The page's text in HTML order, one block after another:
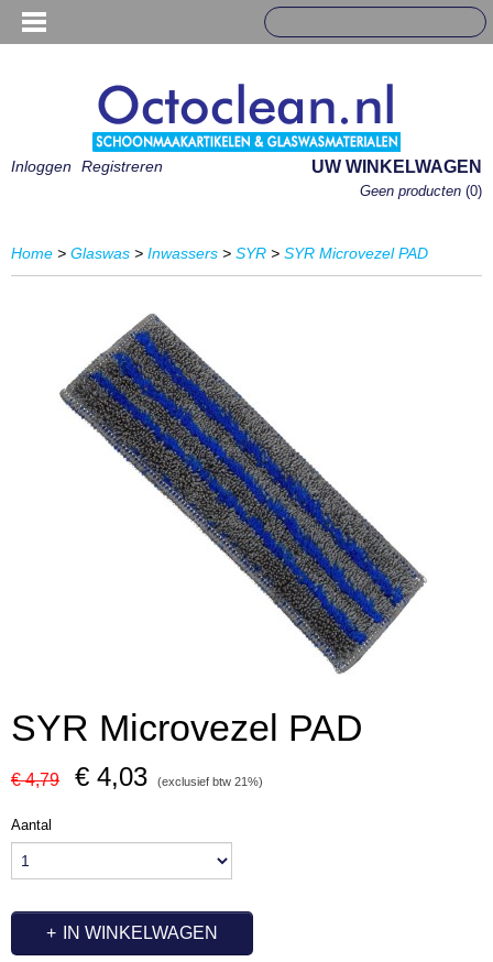
Inloggen Registreren UW WINKELWAGEN
Geen producten (0)
Home > Glaswas > Inwassers > SYR > SYR Microvezel PAD
SYR Microvezel PAD
€ 4,79 € 4,03 (exclusief btw 21%)
Aantal
IN WINKELWAGEN